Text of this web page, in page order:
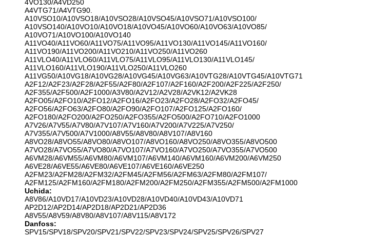
4VO130/A4VD250
A4VTG71/A4VTG90.
A10VSO10/A10VSO18/A10VSO28/A10VSO45/A10VSO71/A10VSO100/
A10VSO140/A10VO10/A10VO18/A10VO45/A10VO60/A10VO63/A10VO85/
A10VO71/A10VO100/A10VO140
A11VO40/A11VO60/A11VO75/A11VO95/A11VO130/A11VO145/A11VO160/
A11VO190/A11VO200/A11VO210/A11VO250/A11VO260
A11VLO40/A11VLO60/A11VLO75/A11VLO95/A11VLO130/A11VLO145/
A11VLO160/A11VLO190/A11VLO250/A11VLO260
A11VG50/A10VG18/A10VG28/A10VG45/A10VG63/A10VTG28/A10VTG45/A10VTG71
A2F12/A2F23/A2F28/A2F55/A2F80/A2F107/A2F160/A2F200/A2F225/A2F250/
A2F355/A2F500/A2F1000/A3V80/A2V12/A2V28/A2VK12/A2VK28
A2FO05/A2FO10/A2FO12/A2FO16/A2FO23/A2FO28/A2FO32/A2FO45/
A2FO56/A2FO63/A2FO80/A2FO90/A2FO107/A2FO125/A2FO160/
A2FO180/A2FO200/A2FO250/A2FO355/A2FO500/A2FO710/A2FO1000
A7V26/A7V55/A7V80/A7V107/A7V160/A7V200/A7V225/A7V250/
A7V355/A7V500/A7V1000/A8V55/A8V80/A8V107/A8V160
A8VO28/A8VO55/A8VO80/A8VO107/A8VO160/A8VO250/A8VO355/A8VO500
A7VO28/A7VO55/A7VO80/A7VO107/A7VO160/A7VO250/A7VO355/A7VO500
A6VM28/A6VM55/A6VM80/A6VM107/A6VM140/A6VM160/A6VM200/A6VM250
A6VE28/A6VE55/A6VE80/A6VE107/A6VE160/A6VE250
A2FM23/A2FM28/A2FM32/A2FM45/A2FM56/A2FM63/A2FM80/A2FM107/
A2FM125/A2FM160/A2FM180/A2FM200/A2FM250/A2FM355/A2FM500/A2FM1000
Uchida:
A8V86/A10VD17/A10VD23/A10VD28/A10VD40/A10VD43/A10VD71
AP2D12/AP2D14/AP2D18/AP2D21/AP2D36
A8V55/A8V59/A8V80/A8V107/A8V115/A8V172
Danfoss:
SPV15/SPV18/SPV20/SPV21/SPV22/SPV23/SPV24/SPV25/SPV26/SPV27